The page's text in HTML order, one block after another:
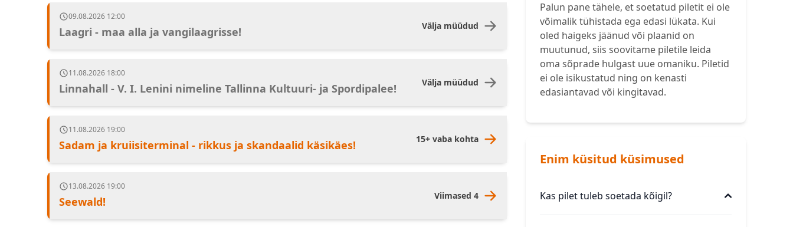
09.08.2026 12:00
Laagri - maa alla ja vangilaagrisse! Välja müüdud
11.08.2026 18:00
Linnahall - V. I. Lenini nimeline Tallinna Kultuuri- ja Spordipalee! Välja müüdud
11.08.2026 19:00
Sadam ja kruiisiterminal - rikkus ja skandaalid käsikäes! 15+ vaba kohta
13.08.2026 19:00
Seewald! Viimased 4
Palun pane tähele, et soetatud piletit ei ole
võimalik tühistada ega edasi lükata. Kui
oled haigeks jäänud või plaanid on
muutunud, siis soovitame piletile leida
oma sõprade hulgast uue omaniku. Piletid
ei ole isikustatud ning on kenasti
edasiantavad või kingitavad.
Enim küsitud küsimused
Kas pilet tuleb soetada kõigil?